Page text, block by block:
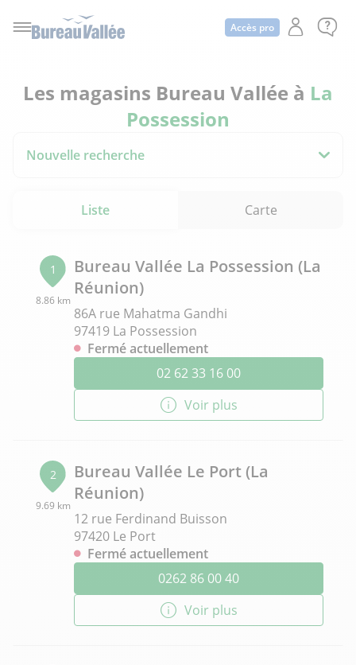
Accès pro
Les magasins Bureau Vallée à La
Possession
Nouvelle recherche
Liste Carte
1
8.86 km
Bureau Vallée La Possession (La
Réunion)
86A rue Mahatma Gandhi
97419 La Possession
Fermé actuellement
02 62 33 16 00
Voir plus
2
9.69 km
Bureau Vallée Le Port (La
Réunion)
12 rue Ferdinand Buisson
97420 Le Port
Fermé actuellement
0262 86 00 40
Voir plus